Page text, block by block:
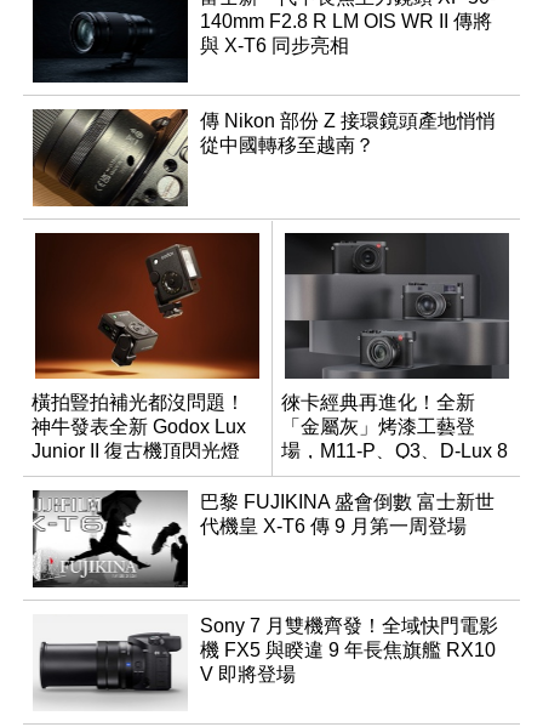
140mm F2.8 R LM OIS WR II 傳將
與 X-T6 同步亮相
傳 Nikon 部份 Z 接環鏡頭產地悄悄
從中國轉移至越南？
橫拍豎拍補光都沒問題！
神牛發表全新 Godox Lux
Junior II 復古機頂閃光燈
徠卡經典再進化！全新
「金屬灰」烤漆工藝登
場，M11-P、Q3、D-Lux 8
領銜換裝
巴黎 FUJIKINA 盛會倒數 富士新世
代機皇 X-T6 傳 9 月第一周登場
Sony 7 月雙機齊發！全域快門電影
機 FX5 與睽違 9 年長焦旗艦 RX10
V 即將登場